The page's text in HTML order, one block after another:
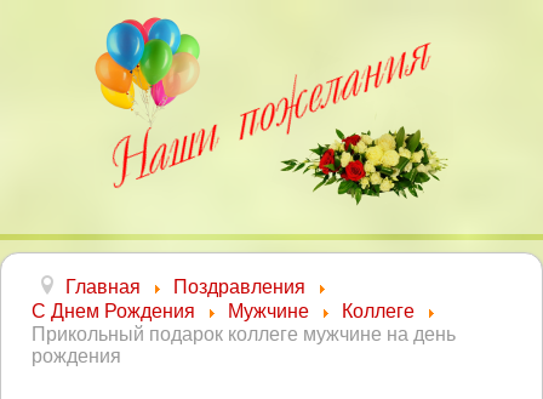
Главная
Поздравления
С Днем Рождения
Мужчине
Коллеге
Прикольный подарок коллеге мужчине на день
рождения